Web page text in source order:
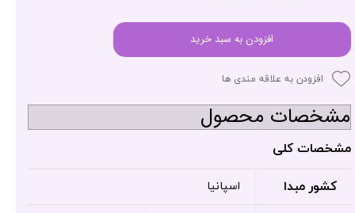
افزودن به سبد خرید
افزودن به علاقه مندی ها
مشخصات محصول
مشخصات کلی
کشور مبدا اسپانیا